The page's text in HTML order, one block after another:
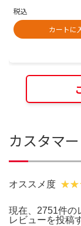
税込
カートに
カスタマ
オススメ度
現在、2751件の
レビューを投稿